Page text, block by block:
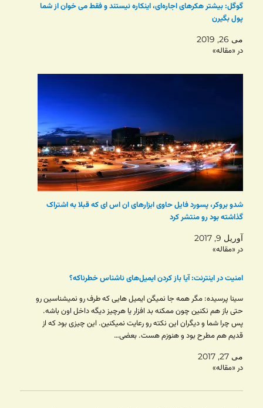
گوگل: بیشتر هکرهای اجاره‌ای، اینکاره نیستند و فقط می خوان از شما
پول بگیرن
می 26, 2019
در «مقاله»
شدو بروکر، پسورد فایل حاوی ابزارهای ان اس ای که قبلا به اشتراک
گذاشته بود رو منتشر کرد
آوریل 9, 2017
در «مقاله»
امنیت در اینترنت: آیا باز کردن ایمیل‌های ناشناس خطرناکه؟
سینا پرسیده: مگر همه جا نمیگن ایمیل هایی که طرف رو نمیشناسین رو
حتی باز هم نکنین چون ممکنه بد افزار یا هرچیز دیگه داخل اون باشه.
پس چرا شما و دیگران این نکته رو رعایت نمیکنین. این چیزی بود که از
قدیم هم مطرح بود و هنوزم هست. بعضی…
می 27, 2017
در «مقاله»